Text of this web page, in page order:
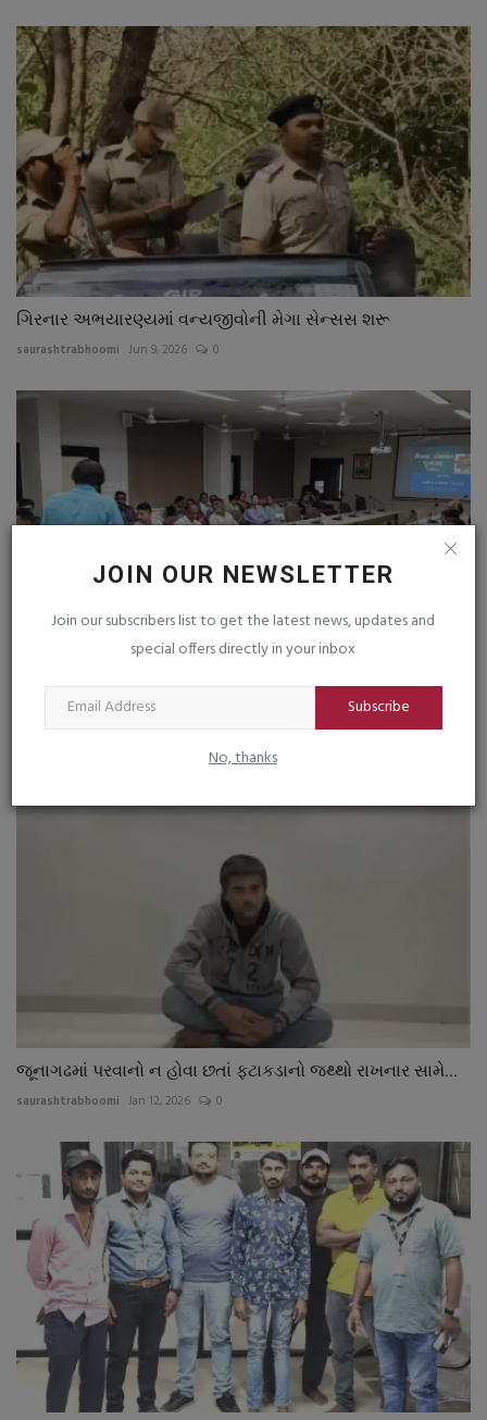
JOIN OUR NEWSLETTER
Join our subscribers list to get the latest news, updates and
special offers directly in your inbox
Subscribe
No, thanks
ગિરનાર અભયારણ્યમાં વન્યજીવોની મેગા સેન્સસ શરૂ
saurashtrabhoomi Jun 9, 2026 0
જૂનાગઢ જિલ્લા પંચાયત દ્વારા જિલ્લાના સરપંચશ્રીઓ, તલાટી-
કમ-મંત્રીઓ...
જૂનાગઢમાં પરવાનો ન હોવા છતાં ફટાકડાનો જથ્થો રાખનાર સામે...
saurashtrabhoomi Jan 12, 2026 0